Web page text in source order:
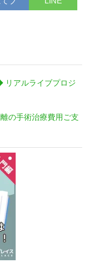
リアルライブプロジ
の手術治療費用ご支